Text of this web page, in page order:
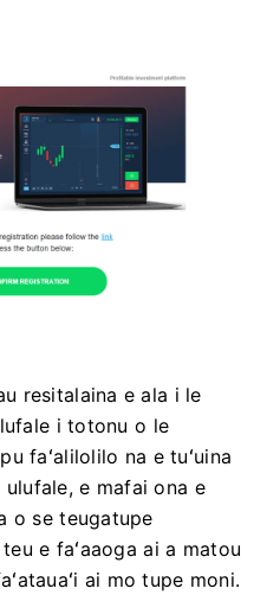
resitalaina e ala i le
i totonu o le
faʻalilolilo na e tuʻuina
ulufale, e mafai ona e
o se teugatupe
e faʻaaoga ai a matou
ai mo tupe moni.